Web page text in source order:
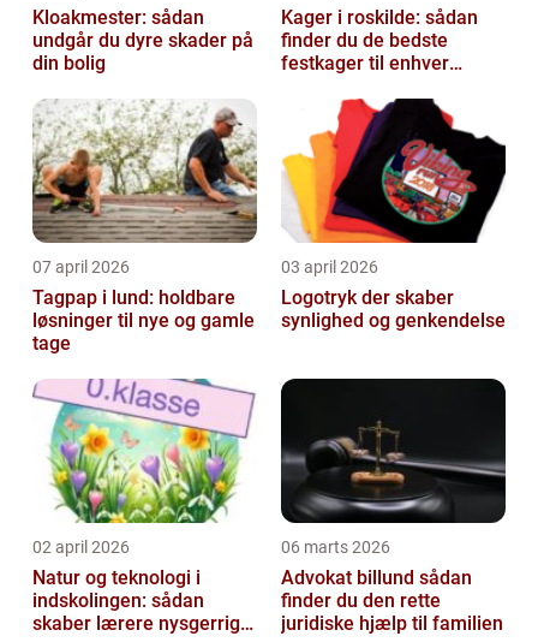
Kloakmester: sådan
undgår du dyre skader på
din bolig
Kager i roskilde: sådan
finder du de bedste
festkager til enhver
07 april 2026
Tagpap i lund: holdbare
løsninger til nye og gamle
tage
03 april 2026
Logotryk der skaber
synlighed og genkendelse
02 april 2026
Natur og teknologi i
indskolingen: sådan
skaber lærere nysgerrige
06 marts 2026
Advokat billund sådan
finder du den rette
juridiske hjælp til familien